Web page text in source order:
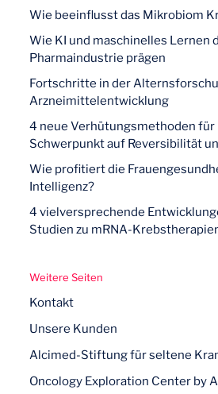
Wie beeinflusst das Mikrobiom
Wie KI und maschinelles Lernen
Pharmaindustrie prägen
Fortschritte in der
Arzneimittelentwicklung
4 neue Verhütungsmethoden
Schwerpunkt auf Reversibilität
Wie profitiert die
Intelligenz?
4 vielversprechende
Studien zu mRNA-
Weitere Seiten
Kontakt
Unsere Kunden
Alcimed-Stiftung für seltene
Oncology Exploration Center by